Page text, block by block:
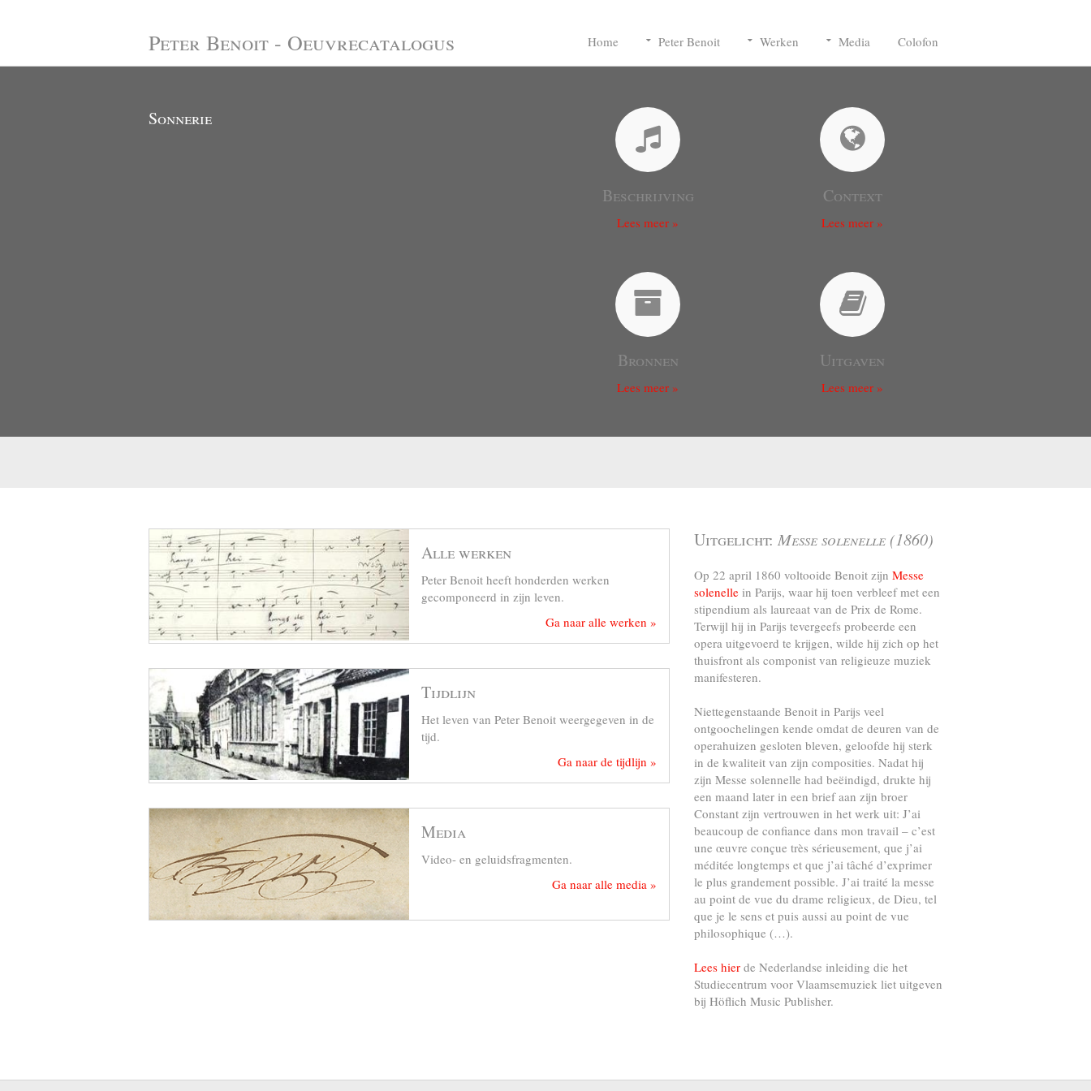
Peter Benoit - Oeuvrecatalogus Home Peter Benoit Werken Media Colofon
Sonnerie
Beschrijving
Lees meer »
Bronnen
Lees meer »
Context
Lees meer »
Uitgaven
Lees meer »
Alle werken
Peter Benoit heeft honderden werken
gecomponeerd in zijn leven.
Ga naar alle werken »
Tijdlijn
Het leven van Peter Benoit weergegeven in de
tijd.
Ga naar de tijdlijn »
Media
Video- en geluidsfragmenten.
Ga naar alle media »
Uitgelicht: Messe solenelle (1860)
Op 22 april 1860 voltooide Benoit zijn Messe
solenelle in Parijs, waar hij toen verbleef met een
stipendium als laureaat van de Prix de Rome.
Terwijl hij in Parijs tevergeefs probeerde een
opera uitgevoerd te krijgen, wilde hij zich op het
thuisfront als componist van religieuze muziek
manifesteren.
Niettegenstaande Benoit in Parijs veel
ontgoochelingen kende omdat de deuren van de
operahuizen gesloten bleven, geloofde hij sterk
in de kwaliteit van zijn composities. Nadat hij
zijn Messe solennelle had beëindigd, drukte hij
een maand later in een brief aan zijn broer
Constant zijn vertrouwen in het werk uit: J’ai
beaucoup de confiance dans mon travail – c’est
une œuvre conçue très sérieusement, que j’ai
méditée longtemps et que j’ai tâché d’exprimer
le plus grandement possible. J’ai traité la messe
au point de vue du drame religieux, de Dieu, tel
que je le sens et puis aussi au point de vue
philosophique (…).
Lees hier de Nederlandse inleiding die het
Studiecentrum voor Vlaamsemuziek liet uitgeven
bij Höflich Music Publisher.